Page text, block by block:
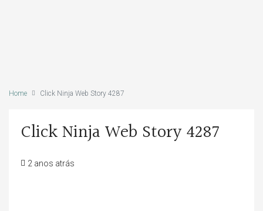
Home Click Ninja Web Story 4287
Click Ninja Web Story 4287
2 anos atrás